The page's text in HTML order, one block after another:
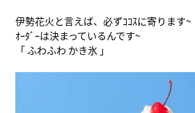
伊勢花火と言えば、必ずｺｺｽに寄ります~
ｵｰﾀﾞｰは決まっているんです~
「 ふわふわ かき氷 」